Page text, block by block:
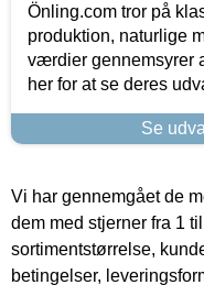
Önling.com tror på
produktion, naturlige
værdier gennemsyrer
her for at se deres
Se
Vi har gennemgået de
dem med stjerner fra 1
sortimentstørrelse,
betingelser,